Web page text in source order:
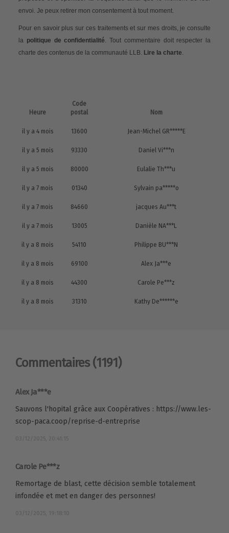
envoi. Je peux retirer mon consentement à tout moment.
Pour en savoir plus sur ces traitements et sur mes droits, je consulte
la politique de confidentialité. Tout commentaire doit respecter la
charte des contenus de la communauté LLB. Lire la charte.
Heure
Code
postal
Nom
il y a 4 mois 13600 Jean-Michel GR*****E
il y a 5 mois 93330 Daniel Vi***n
il y a 5 mois 80000 Eulalie Th***u
il y a 7 mois 01340 Sylvain pa*****o
il y a 7 mois 84660 jacques Au***t
il y a 7 mois 13005 Danièle NA***L
il y a 8 mois 54110 Philippe BU***N
il y a 8 mois 69100 Alex Ja***e
il y a 8 mois 44300 Carole Pe***z
il y a 8 mois 31310 Kathy De******e
Commentaires (1191)
Alex Ja***e
Sauvons l'hopital grâce aux Coopératives : https://www.les-
scop-paca.coop/reprise-d-entreprise
03/12/2025, 20:41:15
Carole Pe***z
Remortage de blast, cette décision semble totalement
infondée et met en danger des personnes!
03/12/2025, 19:18:10